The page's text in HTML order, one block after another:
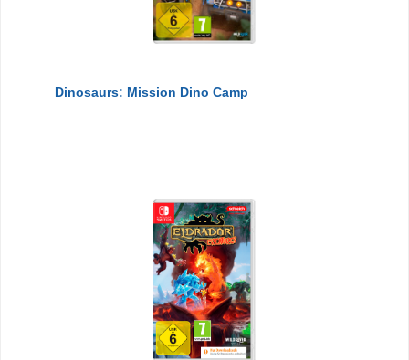
Dinosaurs: Mission Dino Camp